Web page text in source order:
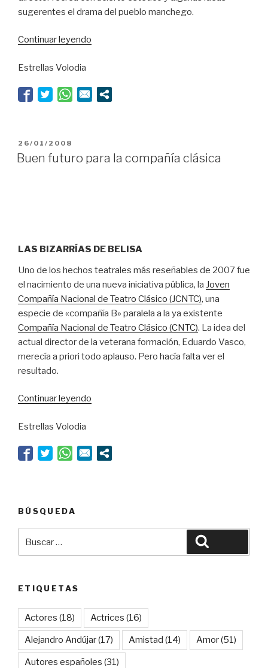
sugerentes el drama del pueblo manchego.
Continuar leyendo
Estrellas Volodia
PUBLICADO
EL
26/01/2008
Buen futuro para la compañía clásica
LAS BIZARRÍAS DE BELISA
Uno de los hechos teatrales más reseñables de 2007 fue
el nacimiento de una nueva iniciativa pública, la Joven
Compañía Nacional de Teatro Clásico (JCNTC), una
especie de «compañía B» paralela a la ya existente
Compañía Nacional de Teatro Clásico (CNTC). La idea del
actual director de la veterana formación, Eduardo Vasco,
merecía a priori todo aplauso. Pero hacía falta ver el
resultado.
Continuar leyendo
compañía
Estrellas Volodia
BÚSQUEDA
por:
ETIQUETAS
Actores (18) Actrices (16)
Alejandro Andújar(17) Amistad (14) Amor(51)
Autores españoles (31)